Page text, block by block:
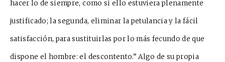
hacer lo de siempre, como si ello estuviera plenamente
justificado; la segunda, eliminar la petulanciay la fácil
satisfacción, para sustituirlas por lo más fecundo de que
dispone el hombre: el descontento.” Algo de su propia